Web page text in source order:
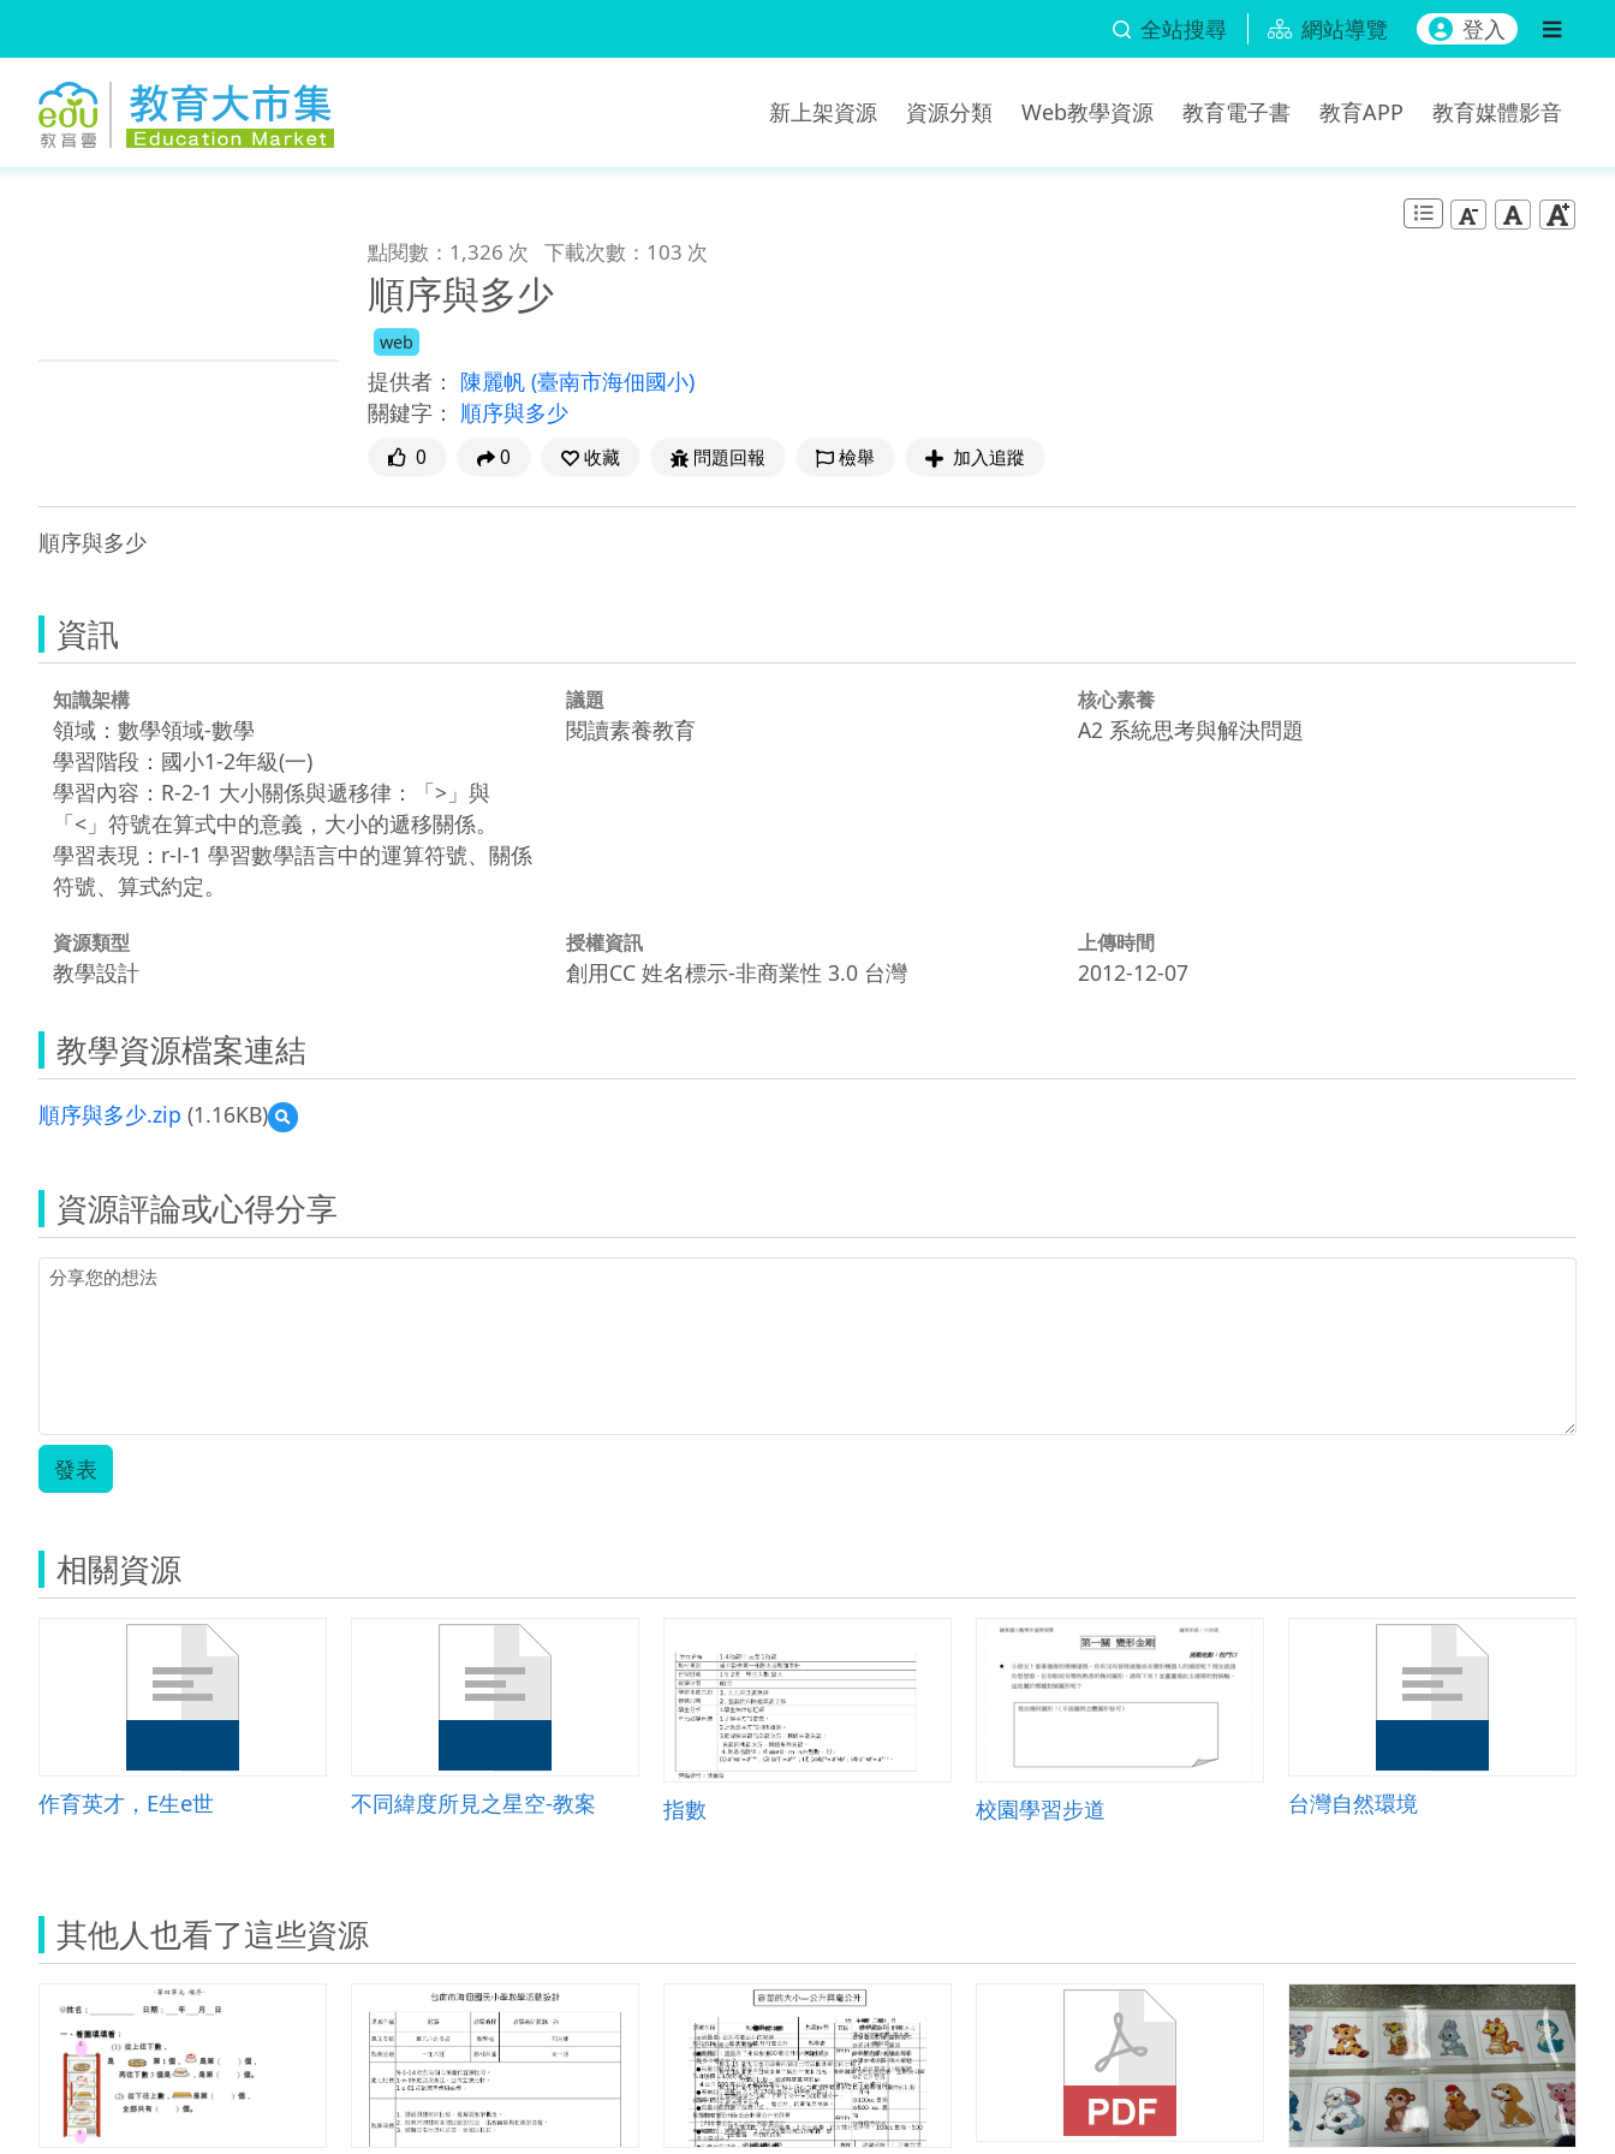
全站搜尋 網站導覽 登入
新上架資源 資源分類 Web教學資源 教育電子書 教育APP 教育媒體影音
點閱數：1,326 次 下載次數：103 次
順序與多少
web
提供者： 陳麗帆 (臺南市海佃國小)
關鍵字： 順序與多少
0 0 收藏 問題回報 檢舉 加入追蹤
順序與多少
資訊
知識架構
領域：數學領域-數學
學習階段：國小1-2年級(一)
學習內容：R-2-1 大小關係與遞移律：「>」與
「<」符號在算式中的意義，大小的遞移關係。
學習表現：r-Ⅰ-1 學習數學語言中的運算符號、關係
符號、算式約定。
議題
閱讀素養教育
核心素養
A2 系統思考與解決問題
資源類型
教學設計
授權資訊
創用CC 姓名標示-非商業性 3.0 台灣
上傳時間
2012-12-07
教學資源檔案連結
順序與多少.zip (1.16KB)
預
覽
與
多
少.zip
資源評論或心得分享
發表
相關資源
作育英才，E生e世 不同緯度所見之星空-教案 指數 校園學習步道 台灣自然環境
其他人也看了這些資源